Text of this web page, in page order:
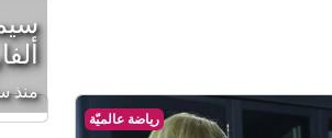
رياضة عالميّة
منذ